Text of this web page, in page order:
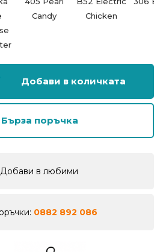
Candy
Chicken
Добави в количката
Бърза поръчка
Добави в любими
0882 892 086